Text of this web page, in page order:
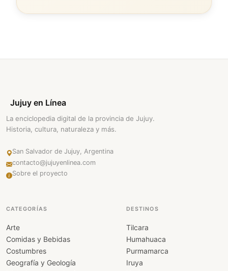
Jujuy en Línea
La enciclopedia digital de la provincia de Jujuy.
Historia, cultura, naturaleza y más.
San Salvador de Jujuy, Argentina
contacto@jujuyenlinea.com
Sobre el proyecto
CATEGORÍAS
Arte
Comidas y Bebidas
Costumbres
Geografía y Geología
DESTINOS
Tilcara
Humahuaca
Purmamarca
Iruya